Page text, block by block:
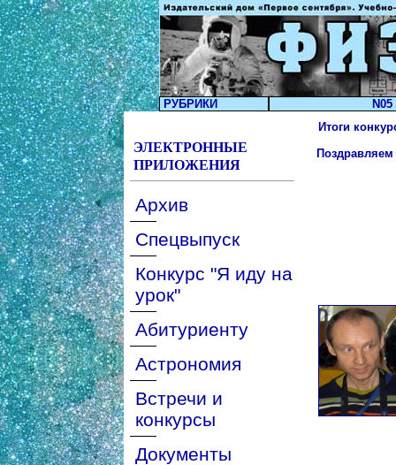
РУБРИКИ
ЭЛЕКТРОННЫЕ
ПРИЛОЖЕНИЯ
Архив
Спецвыпуск
Конкурс "Я иду на
урок"
Абитуриенту
Астрономия
Встречи и
конкурсы
Документы
Итоги